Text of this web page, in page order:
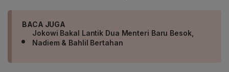
BACA JUGA
Jokowi Bakal Lantik Dua Menteri Baru Besok,
Nadiem & Bahlil Bertahan